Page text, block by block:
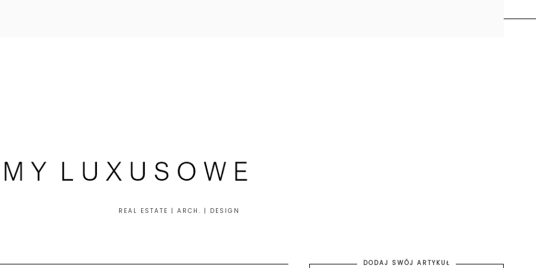
REAL ESTATE | ARCH. | DESIGN
DODAJ SWÓJ ARTYKUŁ